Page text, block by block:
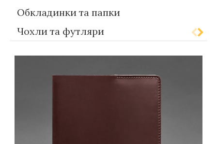
Обкладинки та папки
Чохли та футляри